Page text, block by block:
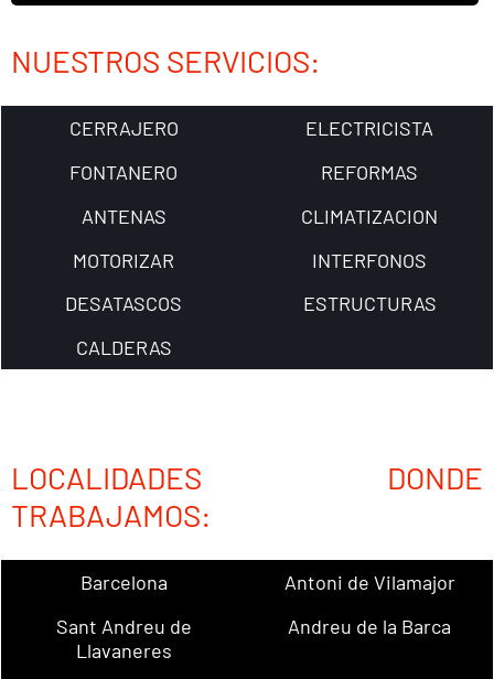
NUESTROS SERVICIOS:
CERRAJERO
ELECTRICISTA
FONTANERO
REFORMAS
ANTENAS
CLIMATIZACION
MOTORIZAR
INTERFONOS
DESATASCOS
ESTRUCTURAS
CALDERAS
LOCALIDADES DONDE
TRABAJAMOS:
Barcelona
Antoni de Vilamajor
Sant Andreu de
Llavaneres
Andreu de la Barca